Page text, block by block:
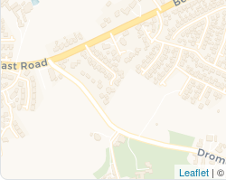
Leaflet | ©